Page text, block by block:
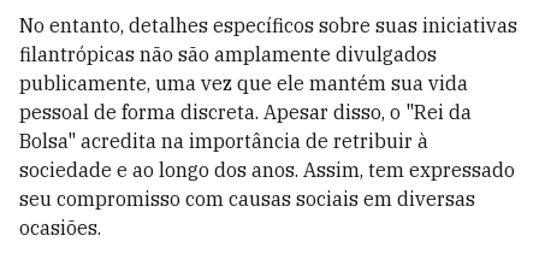
No entanto, detalhes específicos sobre suas iniciativas
filantrópicas não são amplamente divulgados
publicamente, uma vez que ele mantém sua vida
pessoal de forma discreta. Apesar disso, o "Rei da
Bolsa" acredita na importância de retribuir à
sociedade e ao longo dos anos. Assim, tem expressado
seu compromisso com causas sociais em diversas
ocasiões.